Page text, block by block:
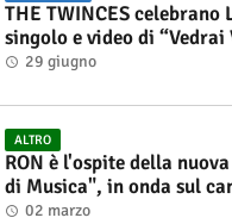
THE TWINCES
singolo e video di “Vedrai
29 giugno
ALTRO
RON è l'ospite della
di Musica", in onda sul
Alberto Salerno
02 marzo